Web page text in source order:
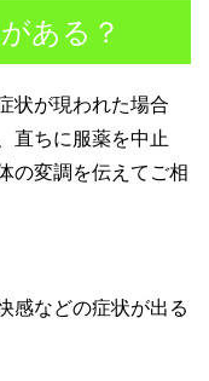
ある？
状が現われた場合
直ちに服薬を中止
の変調を伝えてご相
感などの症状が出る